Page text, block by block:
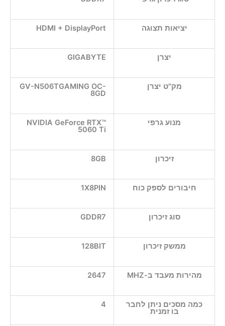
יציאות תצוגה HDMI + DisplayPort
יצרן GIGABYTE
מק"ט יצרן GV-N506TGAMING OC-
8GD
מנוע גרפי NVIDIA GeForce RTX™
5060 Ti
זיכרון 8GB
חיבורים לספק כוח 1X8PIN
סוג זיכרון GDDR7
ממשק זיכרון 128BIT
מהירות מעבד ב-MHZ 2647
כמה מסכים ניתן לחבר
בו זמנית
4